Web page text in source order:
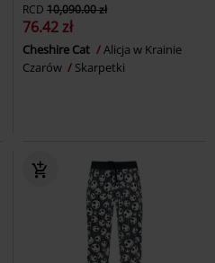
RCD 10,090.00 zł
76.42 zł
Cheshire Cat
Alicja w Krainie
Czarów
Skarpetki